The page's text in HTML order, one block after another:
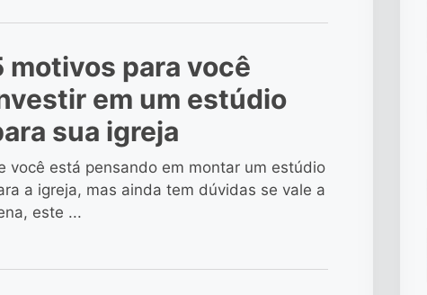
motivos para você
em um estúdio
sua igreja
você está pensando em montar um estúdio
a igreja, mas ainda tem dúvidas se vale a
este ...